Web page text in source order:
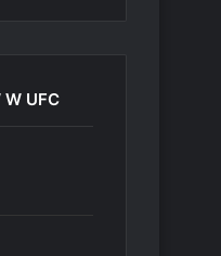
W UFC